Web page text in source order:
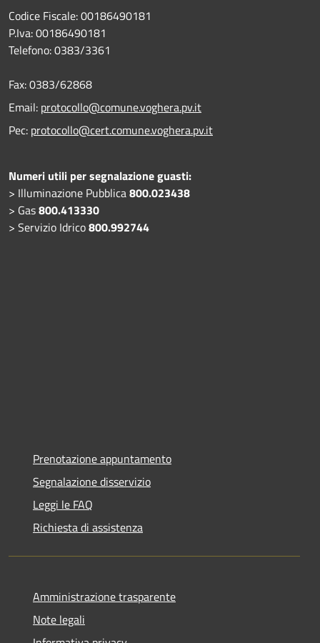
Codice Fiscale: 00186490181
P.Iva: 00186490181
Telefono:0383/3361
Fax:0383/62868
Email: protocollo@comune.voghera.pv.it
Pec: protocollo@cert.comune.voghera.pv.it
Numeri utili per segnalazione guasti:
> Illuminazione Pubblica800.023438
> Gas800.413330
> Servizio Idrico800.992744
Prenotazione appuntamento
Segnalazione disservizio
Leggi le FAQ
Richiesta di assistenza
Amministrazione trasparente
Note legali